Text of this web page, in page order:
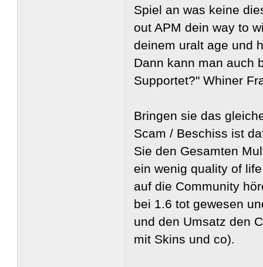
Spiel an was keine
out APM dein way to
deinem uralt age und
Dann kann man auch
Supportet?" Whiner
Bringen sie das
Scam / Beschiss ist
Sie den Gesamten
ein wenig quality of
auf die Community
bei 1.6 tot gewesen
und den Umsatz den
mit Skins und co).